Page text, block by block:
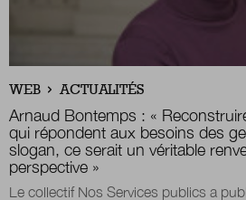
WEB ACTUALITÉS
Arnaud Bontemps : «
qui répondent aux besoins des
slogan, ce serait un véritable
perspective »
Le collectif Nos Services publics a